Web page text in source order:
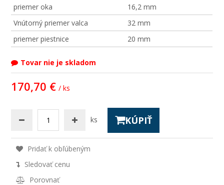
priemer oka
16,2 mm
Vnútorný priemer valca
32 mm
priemer piestnice
20 mm
Tovar nie je skladom
170,70 € / ks
ks KÚPIŤ
Pridať k obľúbeným
Sledovať cenu
Porovnať